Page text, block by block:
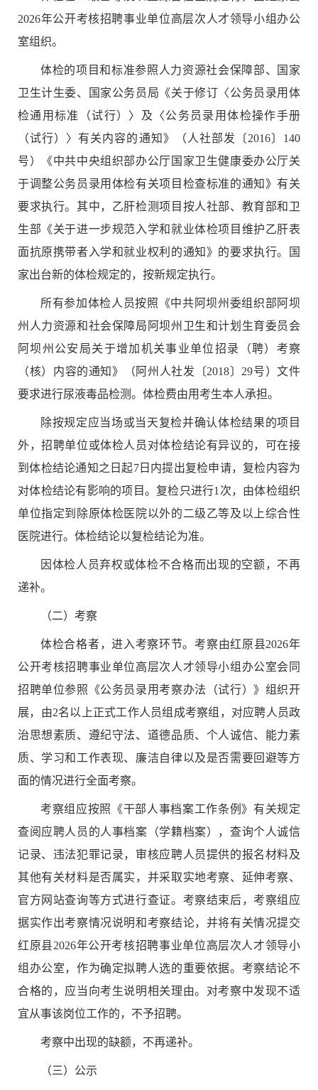
2026年公开考核招聘事业单位高层次人才领导小组办公
室组织。
体检的项目和标准参照人力资源社会保障部、国家
卫生计生委、国家公务员局《关于修订 〈公务员录用体
检通用标准（试行） 〉 及 〈公务员录用体检操作手册
（试行） 〉有关内容的通知》（人社部发〔2016〕 140
号）《中共中央组织部办公厅国家卫生健康委办公厅关
于调整公务员录用体检有关项目检查标准的通知》有关
要求执行。其中，乙肝检测项目按人社部、教育部和卫
生部《关于进一步规范入学和就业体检项目维护乙肝表
面抗原携带者入学和就业权利的通知》的要求执行。国
家出台新的体检规定的，按新规定执行。
所有参加体检人员按照《中共阿坝州委组织部阿坝
州人力资源和社会保障局阿坝州卫生和计划生育委员会
阿坝州公安局关于增加机关事业单位招录（聘）考察
（核）内容的通知》（阿州人社发〔2018〕 29号）文件
要求进行尿液毒品检测。体检费由用考生本人承担。
除按规定应当场或当天复检并确认体检结果的项目
外，招聘单位或体检人员对体检结论有异议的，可在接
到体检结论通知之日起7日内提出复检申请，复检内容为
对体检结论有影响的项目。复检只进行1 次，由体检组织
单位指定到除原体检医院以外的二级乙等及以上综合性
医院进行。体检结论以复检结论为准。
因体检人员弃权或体检不合格而出现的空额，不再
递补。
（二）考察
体检合格者，进入考察环节。考察由红原县2026年
公开考核招聘事业单位高层次人才领导小组办公室会同
招聘单位参照《公务员录用考察办法（试行）》组织开
展，由2名以上正式工作人员组成考察组，对应聘人员政
治思想素质、遵纪守法、道德品质、个人诚信、能力素
质、学习和工作表现、廉洁自律以及是否需要回避等方
面的情况进行全面考察。
考察组应按照《干部人事档案工作条例》有关规定
查阅应聘人员的人事档案（学籍档案），查询个人诚信
记录、违法犯罪记录，审核应聘人员提供的报名材料及
其他有关材料是否属实，并采取实地考察、延伸考察、
官方网站查询等方式进行查证。考察结束后，考察组应
据实作出考察情况说明和考察结论，并将有关情况提交
红原县2026年公开考核招聘事业单位高层次人才领导小
组办公室，作为确定拟聘人选的重要依据。考察结论不
合格的，应当向考生说明相关理由。对考察中发现不适
宜从事该岗位工作的，不予招聘。
考察中出现的缺额，不再递补。
（三）公示